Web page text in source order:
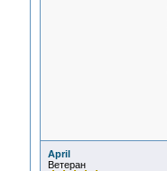
April
Ветеран